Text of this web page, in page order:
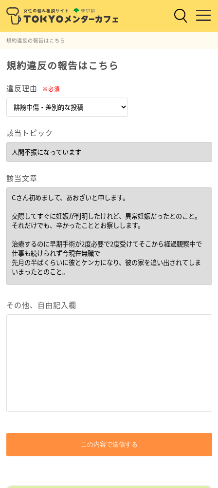
規約違反の報告はこちら
規約違反の報告はこちら
違反理由 ※必須
該当トピック
該当文章
その他、自由記入欄
この内容で送信する